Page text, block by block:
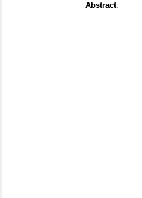
Abstract: